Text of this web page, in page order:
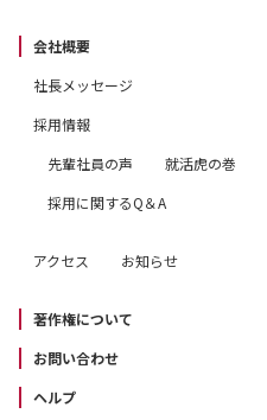
会社概要
社長メッセージ
採用情報
先輩社員の声
就活虎の巻
採用に関するQ＆A
アクセス お知らせ
著作権について
お問い合わせ
ヘルプ